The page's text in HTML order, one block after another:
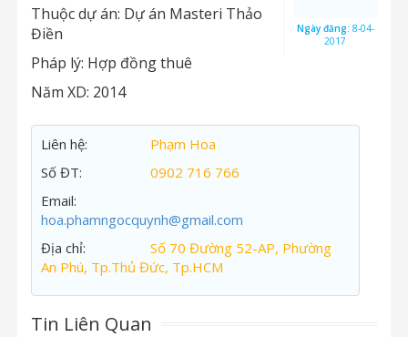
Thuộc dự án: Dự án Masteri Thảo
Điền
Pháp lý: Hợp đồng thuê
Năm XD: 2014
Ngày đăng: 8-04-
2017
Liên hệ:
Phạm Hoa
Số ĐT:
0902 716 766
Email:
hoa.phamngocquynh@gmail.com
Địa chỉ:
Số 70 Đường 52-AP, Phường
An Phú, Tp.Thủ Đức, Tp.HCM
Tin Liên Quan